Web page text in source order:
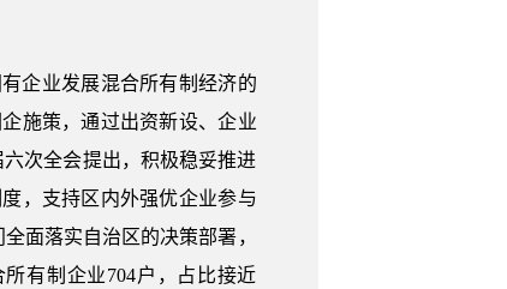
企业发展混合所有制经济的
施策，通过出资新设、企业
次全会提出，积极稳妥推进
，支持区内外强优企业参与
面落实自治区的决策部署，
有制企业704户，占比接近